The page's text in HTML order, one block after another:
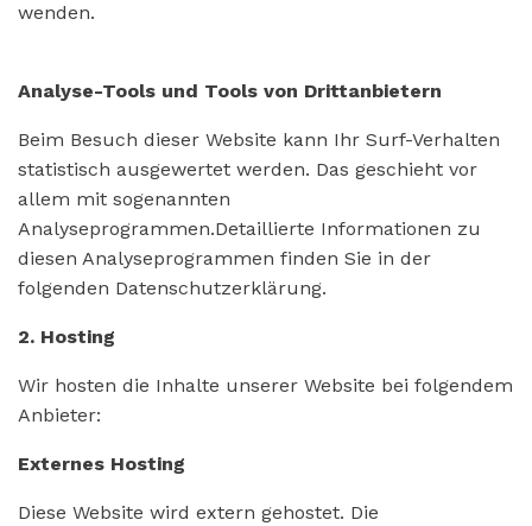
wenden.
Analyse-Tools und Tools von Drittanbietern
Beim Besuch dieser Website kann Ihr Surf-Verhalten
statistisch ausgewertet werden. Das geschieht vor
allem mit sogenannten
Analyseprogrammen.Detaillierte Informationen zu
diesen Analyseprogrammen finden Sie in der
folgenden Datenschutzerklärung.
2. Hosting
Wir hosten die Inhalte unserer Website bei folgendem
Anbieter:
Externes Hosting
Diese Website wird extern gehostet. Die